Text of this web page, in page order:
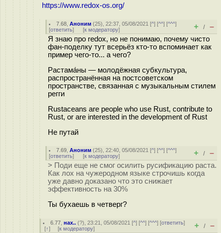
https://www.redox-os.org/
7.68 ,Аноним (25), 22:37, 05/08/2021 [^] [^^] [^^^]
[ответить] [к модератору] + / –
Я знаю про redox, но не понимаю, почему чисто
фан-поделку тут всерьёз кто-то вспоминает как
пример чего-то... а чего?
Растама́ны — молодёжная субкультура,
распространённая на постсоветском
пространстве, связанная с музыкальным стилем
регги
Rustaceans are people who use Rust, contribute to
Rust, or are interested in the development of Rust
Не путай
7.69 ,Аноним (25), 22:40, 05/08/2021 [^] [^^] [^^^]
[ответить] [к модератору] + / –
> Поди еще не смог осилить русификацию раста.
Как лох на чужеродном языке строчишь когда
уже давно доказано что это снижает
эффективность на 30%
Ты бухаешь в четверг?
6.77 ,нах.. (?), 23:21, 05/08/2021 [^] [^^] [^^^] [ответить]
[↑] [к модератору] + / –